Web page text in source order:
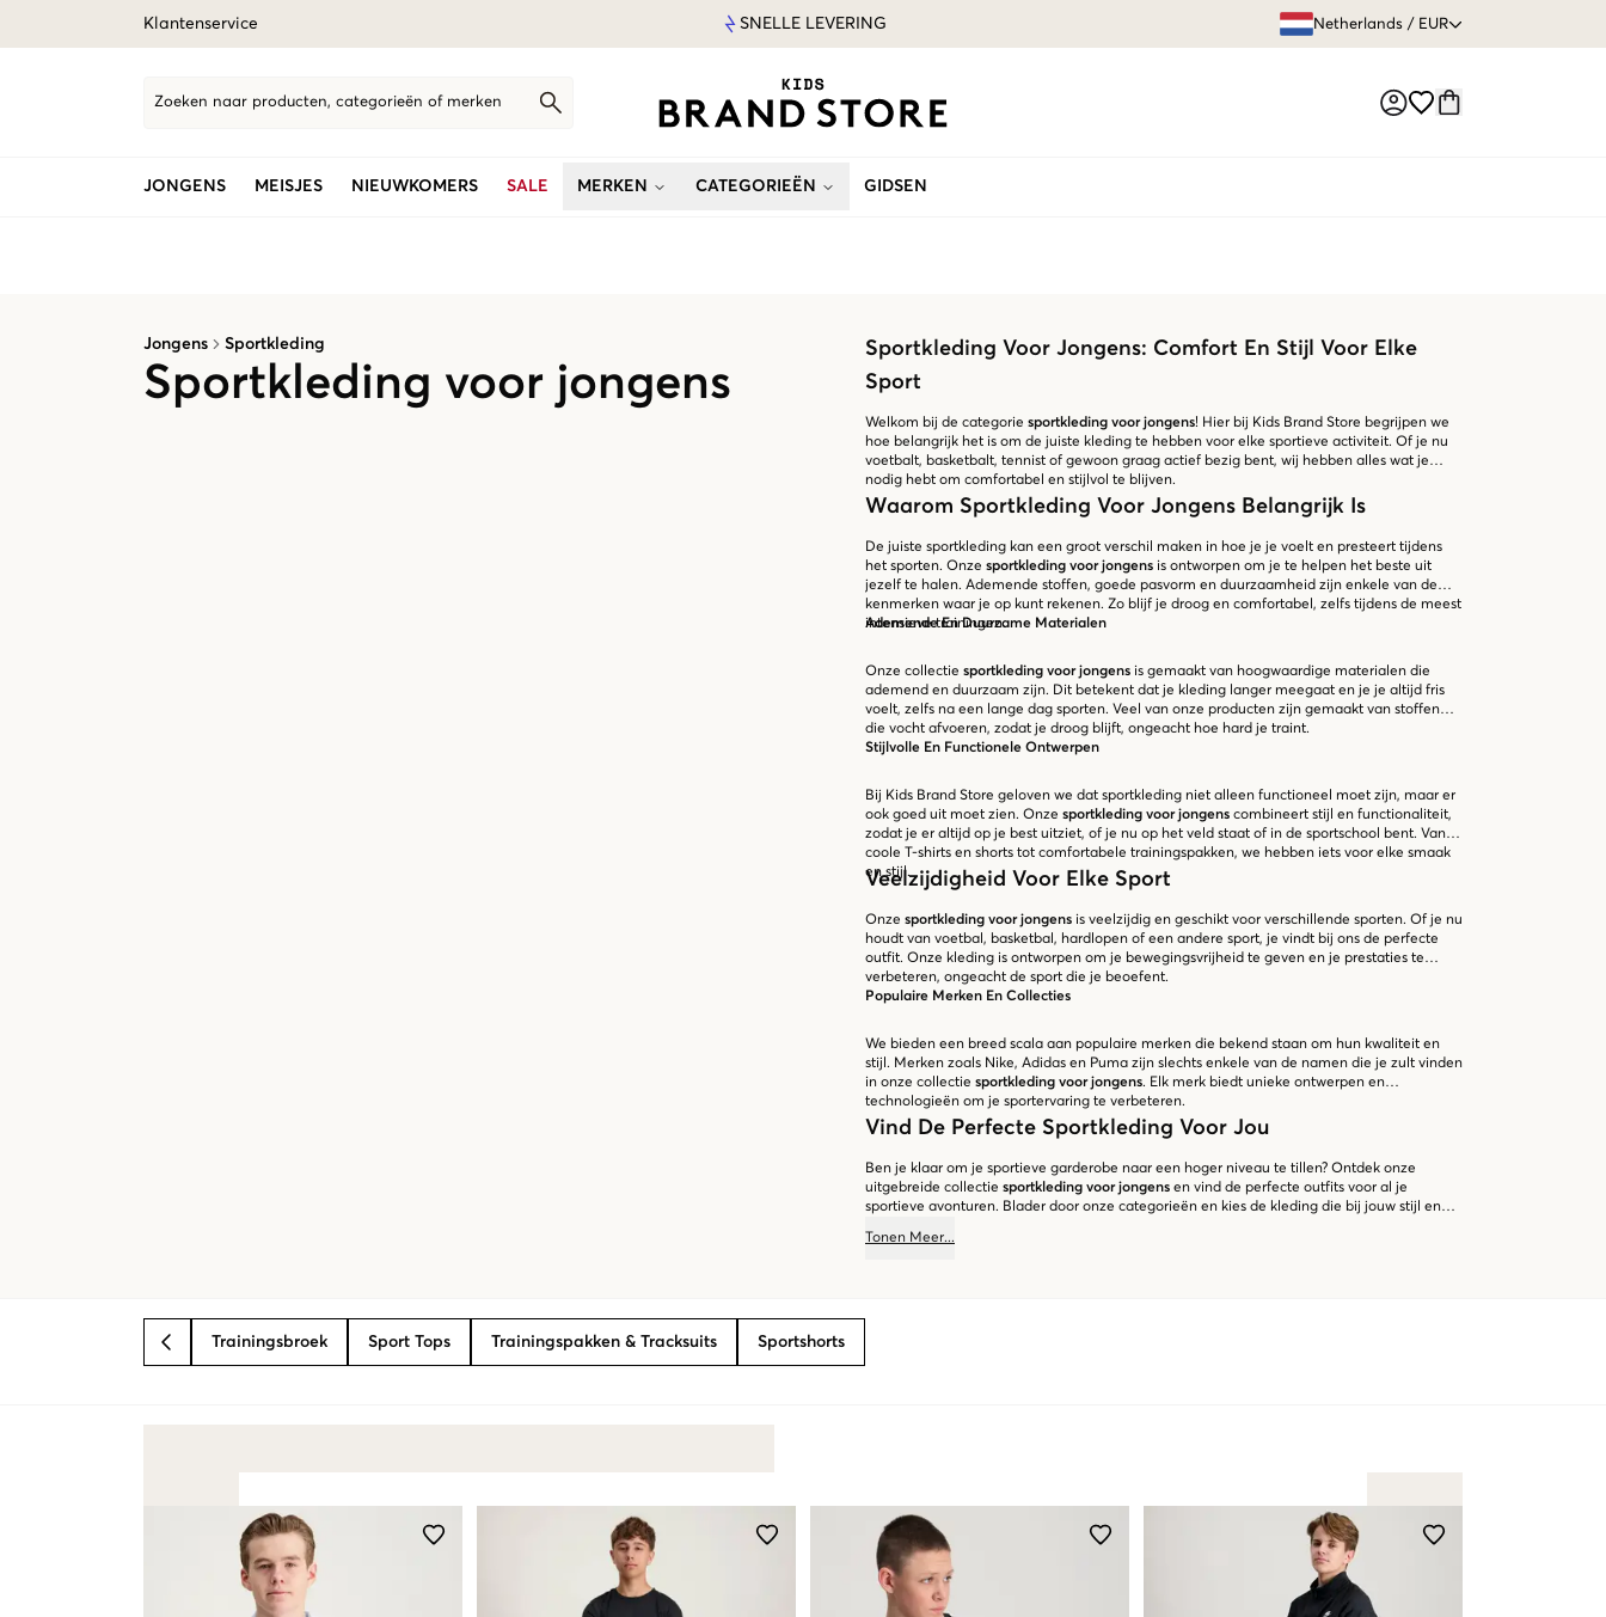
Klantenservice SNELLE LEVERING Netherlands / EUR
Zoeken naar producten, categorieën of merken
JONGENS MEISJES NIEUWKOMERS SALE MERKEN CATEGORIEËN GIDSEN
Jongens Sportkleding
Sportkleding voor jongens
Sportkleding Voor Jongens: Comfort En Stijl Voor Elke
Sport
Welkom bij de categorie sportkleding voor jongens! Hier bij Kids Brand Store begrijpen we
hoe belangrijk het is om de juiste kleding te hebben voor elke sportieve activiteit. Of je nu
voetbalt, basketbalt, tennist of gewoon graag actief bezig bent, wij hebben alles wat je
nodig hebt om comfortabel en stijlvol te blijven.
Waarom Sportkleding Voor Jongens Belangrijk Is
De juiste sportkleding kan een groot verschil maken in hoe je je voelt en presteert tijdens
het sporten. Onze sportkleding voor jongens is ontworpen om je te helpen het beste uit
jezelf te halen. Ademende stoffen, goede pasvorm en duurzaamheid zijn enkele van de
kenmerken waar je op kunt rekenen. Zo blijf je droog en comfortabel, zelfs tijdens de meest
intensieve trainingen.
Ademende En Duurzame Materialen
Onze collectie sportkleding voor jongens is gemaakt van hoogwaardige materialen die
ademend en duurzaam zijn. Dit betekent dat je kleding langer meegaat en je je altijd fris
voelt, zelfs na een lange dag sporten. Veel van onze producten zijn gemaakt van stoffen
die vocht afvoeren, zodat je droog blijft, ongeacht hoe hard je traint.
Stijlvolle En Functionele Ontwerpen
Bij Kids Brand Store geloven we dat sportkleding niet alleen functioneel moet zijn, maar er
ook goed uit moet zien. Onze sportkleding voor jongens combineert stijl en functionaliteit,
zodat je er altijd op je best uitziet, of je nu op het veld staat of in de sportschool bent. Van
coole T-shirts en shorts tot comfortabele trainingspakken, we hebben iets voor elke smaak
en stijl.
Veelzijdigheid Voor Elke Sport
Onze sportkleding voor jongens is veelzijdig en geschikt voor verschillende sporten. Of je nu
houdt van voetbal, basketbal, hardlopen of een andere sport, je vindt bij ons de perfecte
outfit. Onze kleding is ontworpen om je bewegingsvrijheid te geven en je prestaties te
verbeteren, ongeacht de sport die je beoefent.
Populaire Merken En Collecties
We bieden een breed scala aan populaire merken die bekend staan om hun kwaliteit en
stijl. Merken zoals Nike, Adidas en Puma zijn slechts enkele van de namen die je zult vinden
in onze collectie sportkleding voor jongens. Elk merk biedt unieke ontwerpen en
technologieën om je sportervaring te verbeteren.
Vind De Perfecte Sportkleding Voor Jou
Ben je klaar om je sportieve garderobe naar een hoger niveau te tillen? Ontdek onze
uitgebreide collectie sportkleding voor jongens en vind de perfecte outfits voor al je
sportieve avonturen. Blader door onze categorieën en kies de kleding die bij jouw stijl en
Tonen Meer...
BACK Trainingsbroek Sport Tops Trainingspakken & Tracksuits Sportshorts